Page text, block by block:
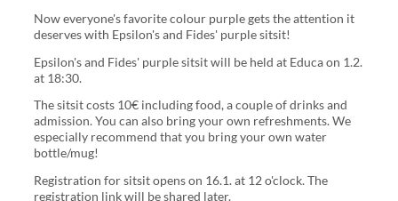
Now everyone's favorite colour purple gets the attention it
deserves with Epsilon's and Fides' purple sitsit!
Epsilon's and Fides' purple sitsit will be held at Educa on 1.2.
at 18:30.
The sitsit costs 10€ including food, a couple of drinks and
admission. You can also bring your own refreshments. We
especially recommend that you bring your own water
bottle/mug!
Registration for sitsit opens on 16.1. at 12 o'clock. The
registration link will be shared later.